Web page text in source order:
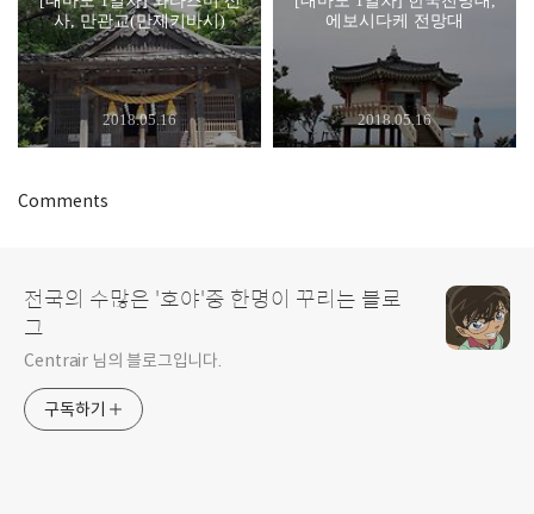
사, 만관교(만제키바시)
2018.05.16
에보시다케 전망대
2018.05.16
Comments
전국의 수많은 '호야'중 한명이 꾸리는 블로
그
Centrair 님의 블로그입니다.
구독하기